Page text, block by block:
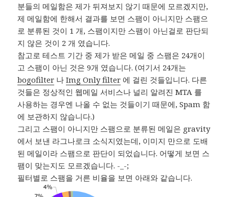
분들의 메일함은 제가 뒤져보지 않기 때문에 모르겠지만,
제 메일함에 한해서 결과를 보면 스팸이 아니지만 스팸으
로 분류된 것이 1 개, 스팸이지만 스팸이 아닌걸로 판단되
지 않은 것이 2 개 였습니다.
참고로 테스트 기간 중 제가 받은 메일 중 스팸은 24개이
고 스팸이 아닌 것은 9개 였습니다. (여기서 24개는
bogofilter 나Img Only filter 에 걸린 것들입니다. 다른
것들은 정상적인 웹메일 서비스나 널리 알려진 MTA 를
사용하는 경우엔 나올 수 없는 것들이기 때문에, Spam 함
에 보관하지 않습니다.)
그리고 스팸이 아니지만 스팸으로 분류된 메일은 gravity
에서 보낸 라그나로크 소식지였는데, 이미지 만으로 도배
된 메일이라 스팸으로 판단이 되었습니다. 어떻게 보면 스
팸이 맞는지도 모르겠습니다. -_-;
필터별로 스팸을 거른 비율을 보면 아래와 같습니다.